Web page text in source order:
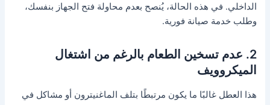
الداخلي. في هذه الحالة، يُنصح بعدم محاولة فتح الجهاز بنفسك،
وطلب خدمة صيانة فورية.
2. عدم تسخين الطعام بالرغم من اشتغال
الميكروويف
هذا العطل غالبًا ما يكون مرتبطًا بتلف الماغنيترون أو مشاكل في